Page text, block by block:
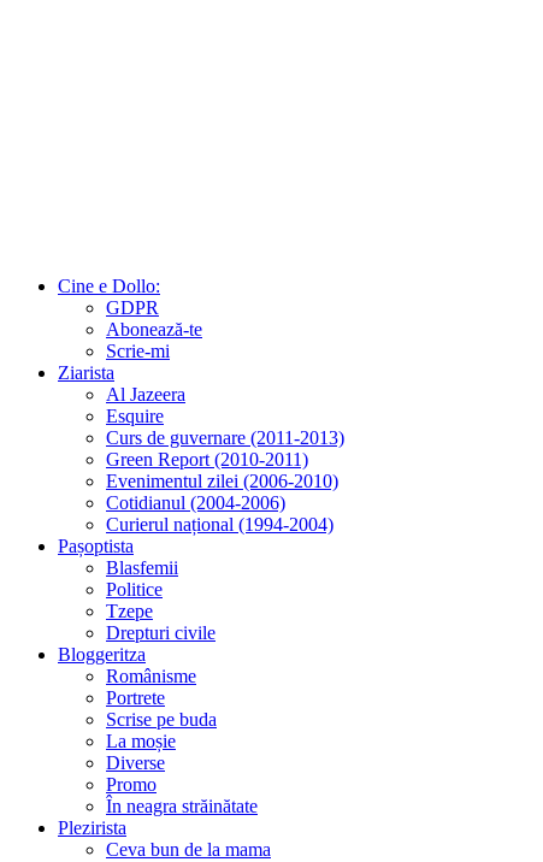
Cine e Dollo:
GDPR
Abonează-te
Scrie-mi
Ziarista
Al Jazeera
Esquire
Curs de guvernare (2011-2013)
Green Report (2010-2011)
Evenimentul zilei (2006-2010)
Cotidianul (2004-2006)
Curierul național (1994-2004)
Pașoptista
Blasfemii
Politice
Tzepe
Drepturi civile
Bloggeritza
Românisme
Portrete
Scrise pe buda
La moșie
Diverse
Promo
În neagra străinătate
Plezirista
Ceva bun de la mama